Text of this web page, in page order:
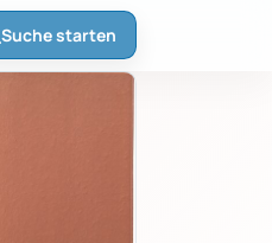
Suche starten